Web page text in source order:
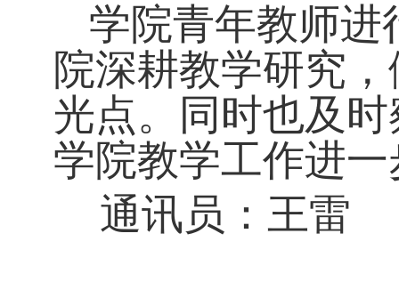
学院青年教师进
院深耕教学研究
光点。同时也及
学院教学工作进
通讯员：王雷